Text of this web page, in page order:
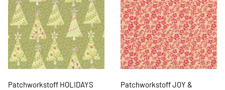
Patchworkstoff HOLIDAYS
Patchworkstoff JOY &